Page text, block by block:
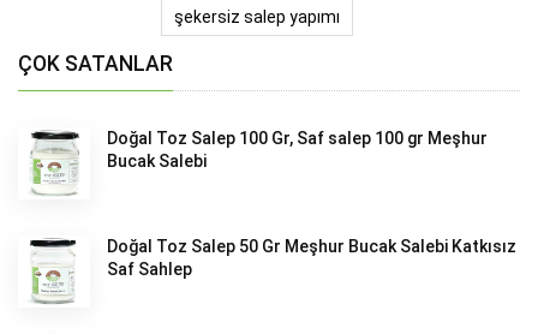
şekersiz salep yapımı
ÇOK SATANLAR
Doğal Toz Salep 100 Gr, Saf salep 100 gr Meşhur
Bucak Salebi
Doğal Toz Salep 50 Gr Meşhur Bucak Salebi Katkısız
Saf Sahlep